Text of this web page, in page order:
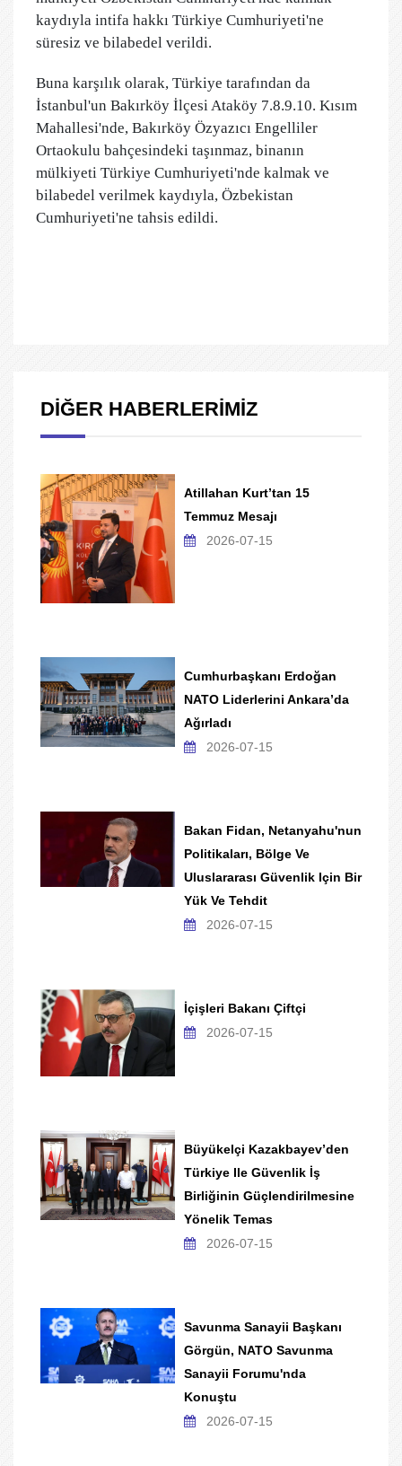
kaydıyla intifa hakkı Türkiye Cumhuriyeti'ne
süresiz ve bilabedel verildi.
Buna karşılık olarak, Türkiye tarafından da
İstanbul'un Bakırköy İlçesi Ataköy 7.8.9.10. Kısım
Mahallesi'nde, Bakırköy Özyazıcı Engelliler
Ortaokulu bahçesindeki taşınmaz, binanın
mülkiyeti Türkiye Cumhuriyeti'nde kalmak ve
bilabedel verilmek kaydıyla, Özbekistan
Cumhuriyeti'ne tahsis edildi.
DİĞER HABERLERİMİZ
Atillahan Kurt’tan 15
Temmuz Mesajı
2026-07-15
Cumhurbaşkanı Erdoğan
NATO Liderlerini Ankara’da
Ağırladı
2026-07-15
Bakan Fidan, Netanyahu'nun
Politikaları, Bölge Ve
Uluslararası Güvenlik Için Bir
Yük Ve Tehdit
2026-07-15
İçişleri Bakanı Çiftçi
2026-07-15
Büyükelçi Kazakbayev’den
Türkiye Ile Güvenlik İş
Birliğinin Güçlendirilmesine
Yönelik Temas
2026-07-15
Savunma Sanayii Başkanı
Görgün, NATO Savunma
Sanayii Forumu'nda
Konuştu
2026-07-15